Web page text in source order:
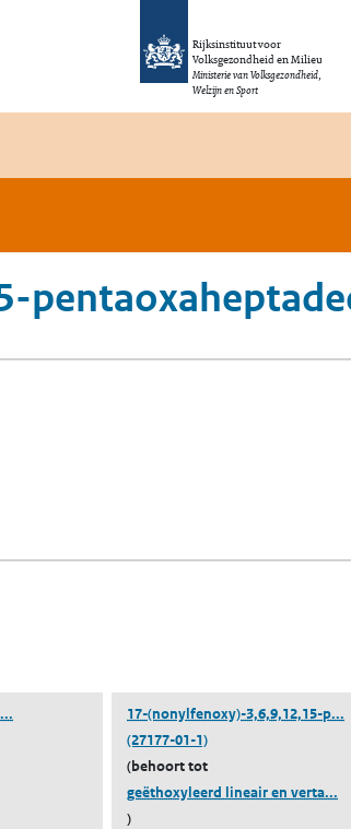
Rijksinstituut voor
Volksgezondheid en Milieu
Ministerie van Volksgezondheid,
Welzijn en Sport
(geëthoxyleerd lineair en vertakt 4-nonylfenol)
17-(nonylfenoxy)-3,6,9,12,15-p...
(27177-01-1)
(behoort tot
geëthoxyleerd lineair en verta...
)